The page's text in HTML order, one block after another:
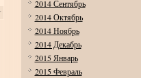
2014 Сентябрь
2014 Октябрь
2014 Ноябрь
2014 Декабрь
2015 Январь
2015 Февраль